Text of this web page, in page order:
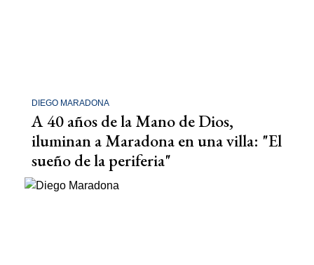
DIEGO MARADONA
A 40 años de la Mano de Dios,
iluminan a Maradona en una villa: "El
sueño de la periferia"